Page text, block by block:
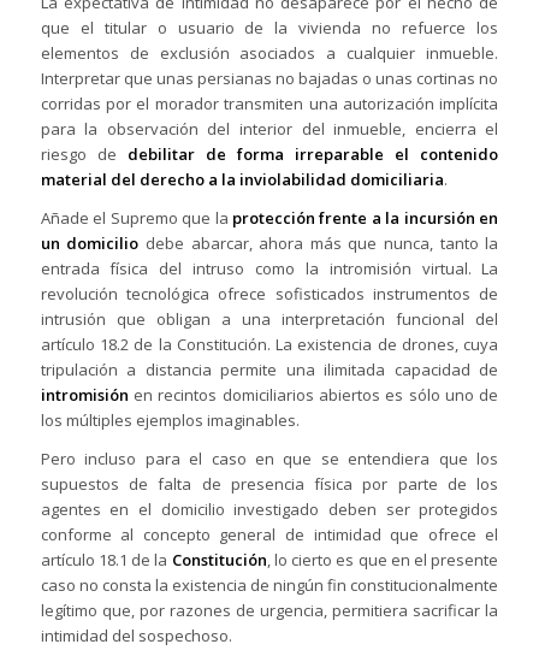
que el titular o usuario de la vivienda no refuerce los
elementos de exclusión asociados a cualquier inmueble.
Interpretar que unas persianas no bajadas o unas cortinas no
corridas por el morador transmiten una autorización implícita
para la observación del interior del inmueble, encierra el
riesgo de debilitar de forma irreparable el contenido
material del derecho a la inviolabilidad domiciliaria.
Añade el Supremo que la protección frente a la incursión en
un domicilio debe abarcar, ahora más que nunca, tanto la
entrada física del intruso como la intromisión virtual. La
revolución tecnológica ofrece sofisticados instrumentos de
intrusión que obligan a una interpretación funcional del
artículo 18.2 de la Constitución. La existencia de drones, cuya
tripulación a distancia permite una ilimitada capacidad de
intromisión en recintos domiciliarios abiertos es sólo uno de
los múltiples ejemplos imaginables.
Pero incluso para el caso en que se entendiera que los
supuestos de falta de presencia física por parte de los
agentes en el domicilio investigado deben ser protegidos
conforme al concepto general de intimidad que ofrece el
artículo 18.1 de la Constitución, lo cierto es que en el presente
caso no consta la existencia de ningún fin constitucionalmente
legítimo que, por razones de urgencia, permitiera sacrificar la
intimidad del sospechoso.